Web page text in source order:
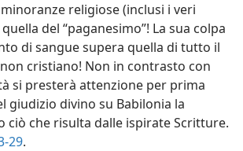
religiose (inclusi i veri
del “paganesimo”! La sua colpa
di sangue supera quella di tutto il
cristiano! Non in contrasto con
si presterà attenzione per prima
giudizio divino su Babilonia la
ciò che risulta dalle ispirate Scritture.
29.